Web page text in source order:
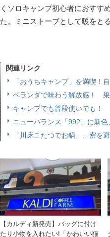
くソロキャンプ初心者におすす
た。ミニストーブとして暖をと
関連リンク
「おうちキャンプ」を満喫！
ベランダで味わう解放感！ 巣
キャンプでも普段使いでも！
ニューバランス「992」に新
「川床こたつでお鍋」、密を